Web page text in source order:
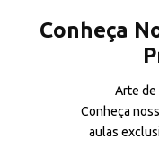
Conheça
Arte de
Conheça
aulas